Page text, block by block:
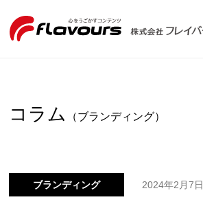
コラム （ブランディング）
ブランディング 2024年2月7日